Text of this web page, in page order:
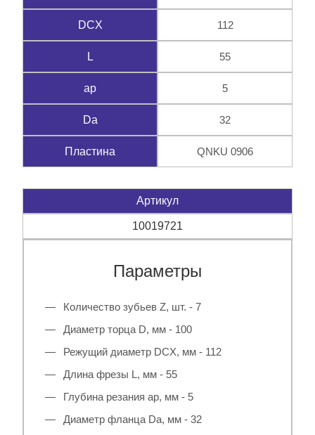
DCX 112
L 55
ap 5
Da 32
Пластина QNKU 0906
Артикул
10019721
Параметры
Количество зубьев Z, шт. - 7
Диаметр торца D, мм - 100
Режущий диаметр DCX, мм - 112
Длина фрезы L, мм - 55
Глубина резания ap, мм - 5
Диаметр фланца Da, мм - 32